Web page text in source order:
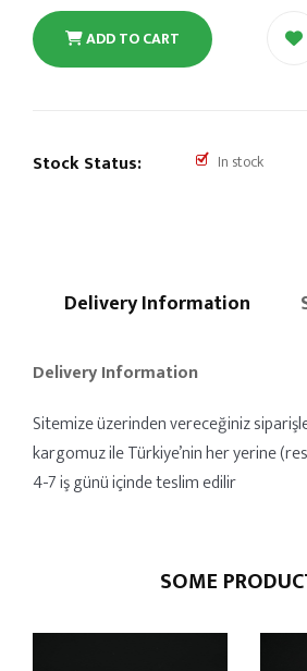
ADD TO CART
Stock Status: In stock
Delivery Information
Delivery Information
Sitemize üzerinden vereceğiniz
kargomuz ile Türkiye’nin her yerine
4-7 iş günü içinde teslim edilir
SOME